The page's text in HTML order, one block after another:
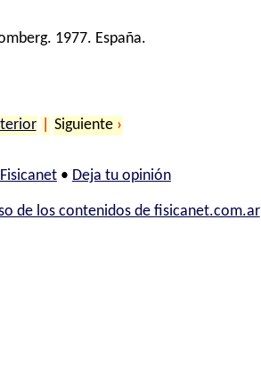
1977. España.
Siguiente ›
• Deja tu opinión
de los contenidos de fisicanet.com.ar